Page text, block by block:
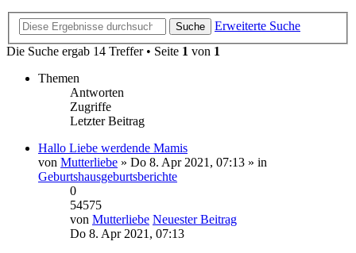
Suche
Erweiterte Suche
Die Suche ergab 14 Treffer • Seite 1 von 1
Themen
Antworten
Zugriffe
Letzter Beitrag
Hallo Liebe werdende Mamis
von Mutterliebe » Do 8. Apr 2021, 07:13 » in
Geburtshausgeburtsberichte
0
54575
von Mutterliebe Neuester Beitrag
Do 8. Apr 2021, 07:13